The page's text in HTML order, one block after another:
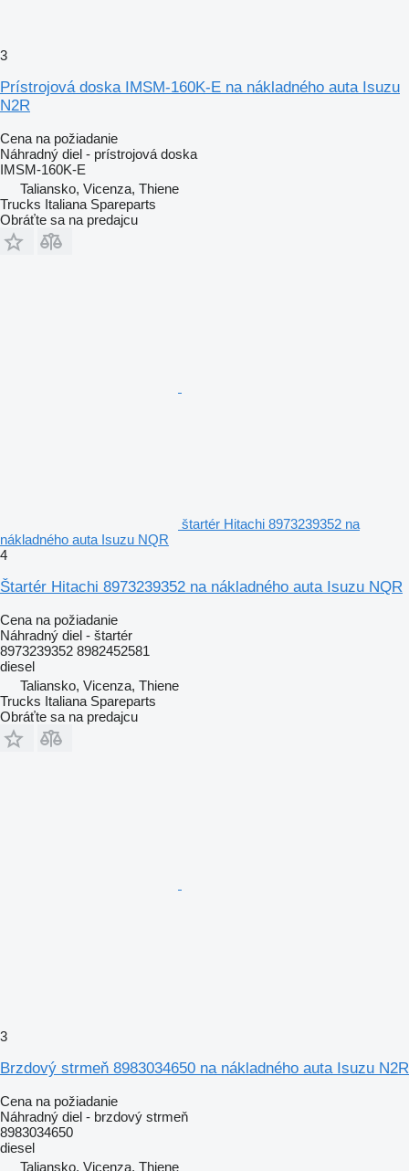
3
Prístrojová doska IMSM-160K-E na nákladného auta Isuzu
N2R
Cena na požiadanie
Náhradný diel - prístrojová doska
IMSM-160K-E
Taliansko, Vicenza, Thiene
Trucks Italiana Spareparts
Obráťte sa na predajcu
štartér Hitachi 8973239352 na
nákladného auta Isuzu NQR
4
Štartér Hitachi 8973239352 na nákladného auta Isuzu NQR
Cena na požiadanie
Náhradný diel - štartér
8973239352 8982452581
diesel
Taliansko, Vicenza, Thiene
Trucks Italiana Spareparts
Obráťte sa na predajcu
3
Brzdový strmeň 8983034650 na nákladného auta Isuzu N2R
Cena na požiadanie
Náhradný diel - brzdový strmeň
8983034650
diesel
Taliansko, Vicenza, Thiene